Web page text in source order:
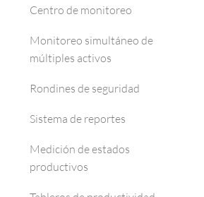
Centro de monitoreo
Monitoreo simultáneo de
múltiples activos
Rondines de seguridad
Sistema de reportes
Medición de estados
productivos